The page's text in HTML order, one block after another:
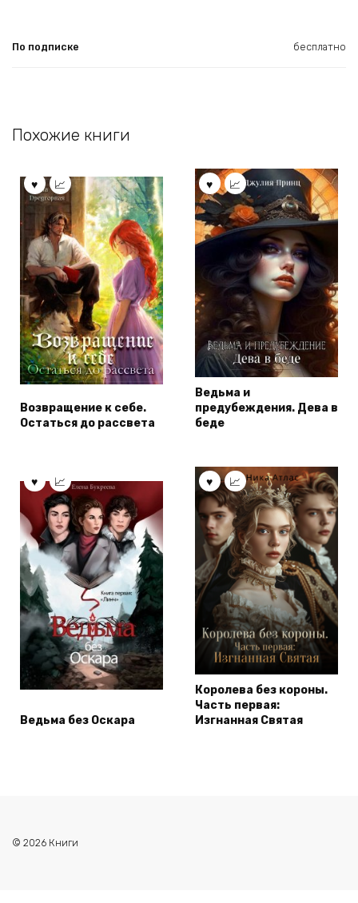
По подписке бесплатно
Похожие книги
Возвращение к себе.
Остаться до рассвета
Ведьма и
предубеждения. Дева в
беде
Ведьма без Оскара
Королева без короны.
Часть первая:
Изгнанная Святая
© 2026 Книги